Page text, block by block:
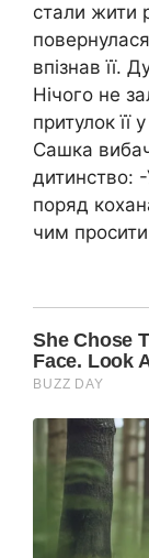
стали жити
впізнав її.
Нічого не
притулок її
Сашка
дитинство: -
поряд
чим